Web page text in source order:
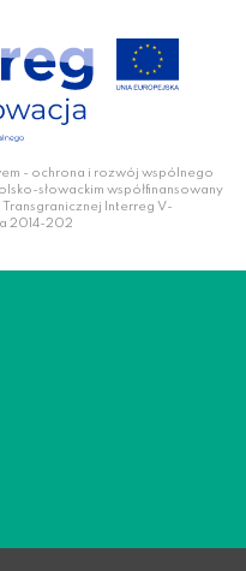
- ochrona i rozwój wspólnego
słowackim współfinansowany
Interreg V-
2014-202